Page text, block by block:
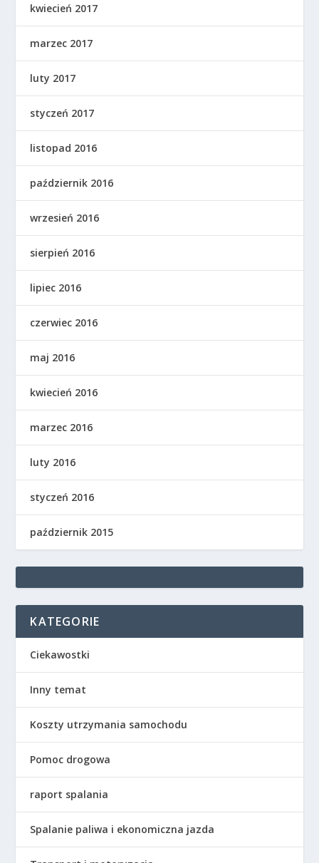
kwiecień 2017
marzec 2017
luty 2017
styczeń 2017
listopad 2016
październik 2016
wrzesień 2016
sierpień 2016
lipiec 2016
czerwiec 2016
maj 2016
kwiecień 2016
marzec 2016
luty 2016
styczeń 2016
październik 2015
KATEGORIE
Ciekawostki
Inny temat
Koszty utrzymania samochodu
Pomoc drogowa
raport spalania
Spalanie paliwa i ekonomiczna jazda